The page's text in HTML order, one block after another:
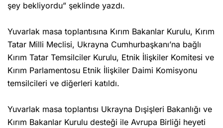
şey bekliyordu” şeklinde yazdı.
Yuvarlak masa toplantısına Kırım Bakanlar Kurulu, Kırım
Tatar Milli Meclisi, Ukrayna Cumhurbaşkanı’na bağlı
Kırım Tatar Temsilciler Kurulu, Etnik İlişkiler Komitesi ve
Kırım Parlamentosu Etnik İlişkiler Daimi Komisyonu
temsilcileri ve diğerleri katıldı.
Yuvarlak masa toplantısı Ukrayna Dışişleri Bakanlığı ve
Kırım Bakanlar Kurulu desteği ile Avrupa Birliği heyeti